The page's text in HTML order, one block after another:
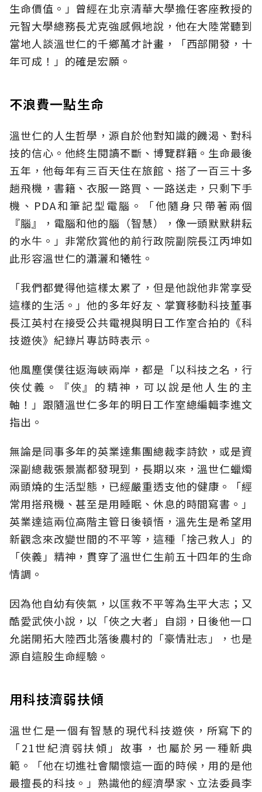
生命價值。」曾經在北京清華大學擔任客座教授的
元智大學總務長尤克強感佩地說，他在大陸常聽到
當地人談溫世仁的千鄉萬才計畫，「西部開發，十
年可成！」的確是宏願。
不浪費一點生命
溫世仁的人生哲學，源自於他對知識的饑渴、對科
技的信心。他終生閱讀不斷、博覽群籍。生命最後
五年，他每年有三百天住在旅館、搭了一百三十多
趟飛機，書籍、衣服一路買、一路送走，只剩下手
機、PDA和筆記型電腦。「他隨身只帶著兩個
『腦』，電腦和他的腦（智慧），像一頭默默耕耘
的水牛。」非常欣賞他的前行政院副院長江丙坤如
此形容溫世仁的瀟灑和犧牲。
「我們都覺得他這樣太累了，但是他說他非常享受
這樣的生活。」他的多年好友、掌寶移動科技董事
長江英村在接受公共電視與明日工作室合拍的《科
技遊俠》紀錄片專訪時表示。
他風塵僕僕往返海峽兩岸，都是「以科技之名，行
俠仗義。『俠』的精神，可以說是他人生的主
軸！」跟隨溫世仁多年的明日工作室總編輯李進文
指出。
無論是同事多年的英業達集團總裁李詩欽，或是資
深副總裁張景嵩都發現到，長期以來，溫世仁蠟燭
兩頭燒的生活型態，已經嚴重透支他的健康。「經
常用搭飛機、甚至是用睡眠、休息的時間寫書。」
英業達這兩位高階主管日後頓悟，溫先生是希望用
新觀念來改變世間的不平等，這種「捨己救人」的
「俠義」精神，貫穿了溫世仁生前五十四年的生命
情調。
因為他自幼有俠氣，以匡救不平等為生平大志；又
酷愛武俠小說，以「俠之大者」自詡，日後他一口
允諾開拓大陸西北落後農村的「豪情壯志」，也是
源自這股生命經驗。
用科技濟弱扶傾
溫世仁是一個有智慧的現代科技遊俠，所寫下的
「21世紀濟弱扶傾」故事，也屬於另一種新典
範。「他在切進社會關懷這一面的時候，用的是他
最擅長的科技。」熟識他的經濟學家、立法委員李